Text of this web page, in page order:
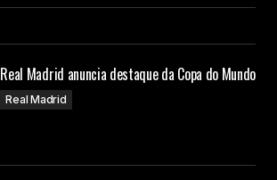
Real Madrid anuncia destaque da Copa do Mundo
Real Madrid